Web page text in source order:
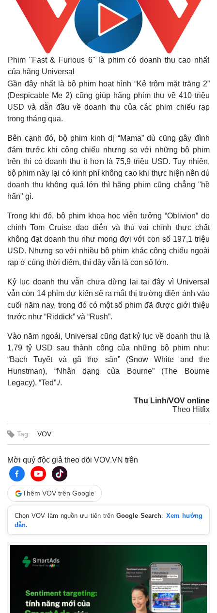
Thế giới
Quan sát
Cuộc sống đó đây
Multimedia
Video
Ảnh
Infographic
Phim "Fast & Furious 6" là phim có doanh thu cao nhất
của hãng Universal
Gần đây nhất là bộ phim hoạt hình “Kẻ trộm mặt trăng 2”
(Despicable Me 2) cũng giúp hãng phim thu về 410 triệu
USD và dẫn đầu về doanh thu của các phim chiếu rạp
trong tháng qua.
Bên cạnh đó, bộ phim kinh dị “Mama” dù cũng gây đình
đám trước khi công chiếu nhưng so với những bộ phim
trên thì có doanh thu ít hơn là 75,9 triệu USD. Tuy nhiên,
bộ phim này lại có kinh phí không cao khi thực hiện nên dù
doanh thu không quá lớn thì hãng phim cũng chẳng "hề
hấn" gì.
Trong khi đó, bộ phim khoa học viễn tưởng “Oblivion” do
chính Tom Cruise đạo diễn và thủ vai chính thực chất
không đạt doanh thu như mong đợi với con số 197,1 triệu
USD. Nhưng so với nhiều bộ phim khác công chiếu ngoài
rạp ở cùng thời điểm, thì đây vẫn là con số lớn.
Kỷ lục doanh thu vẫn chưa dừng lại tại đây vì Universal
vẫn còn 14 phim dự kiến sẽ ra mắt thị trường điện ảnh vào
cuối năm nay, trong đó có một số phim đã được giới thiệu
trước như “Riddick” và “Rush”.
Vào năm ngoái, Universal cũng đạt kỷ lục về doanh thu là
1,79 tỷ USD sau thành công của những bộ phim như:
“Bạch Tuyết và gã thợ săn” (Snow White and the
Hunstman), “Nhân dạng của Bourne” (The Bourne
Legacy), “Ted”./.
Thu Linh/VOV online
Theo Hitfix
Tag: VOV
Mời quý độc giả theo dõi VOV.VN trên
Thêm VOV trên Google
Chọn VOV làm nguồn ưu tiên trênGoogle Search. Xem hướng
dẫn.